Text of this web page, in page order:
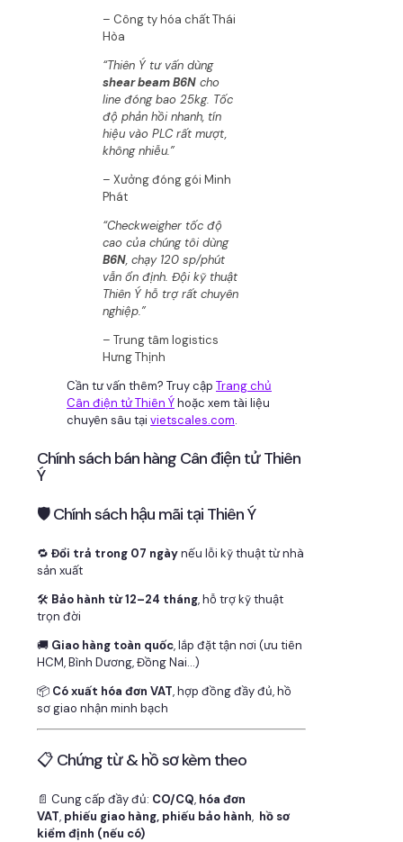
– Công ty hóa chất Thái
Hòa
“Thiên Ý tư vấn dùng
shear beam B6N cho
line đóng bao 25kg. Tốc
độ phản hồi nhanh, tín
hiệu vào PLC rất mượt,
không nhiễu.”
– Xưởng đóng gói Minh
Phát
“Checkweigher tốc độ
cao của chúng tôi dùng
B6N, chạy 120 sp/phút
vẫn ổn định. Đội kỹ thuật
Thiên Ý hỗ trợ rất chuyên
nghiệp.”
– Trung tâm logistics
Hưng Thịnh
Cần tư vấn thêm? Truy cập Trang chủ
Cân điện tử Thiên Ýhoặc xem tài liệu
chuyên sâu tại vietscales.com.
Chính sách bán hàng Cân điện tử Thiên
Ý
🛡 Chính sách hậu mãi tại Thiên Ý
🔁 Đổi trả trong 07 ngàynếu lỗi kỹ thuật từ nhà
sản xuất
🛠 Bảo hành từ 12–24 tháng, hỗ trợ kỹ thuật
trọn đời
🚚 Giao hàng toàn quốc, lắp đặt tận nơi (ưu tiên
HCM, Bình Dương, Đồng Nai…)
📦 Có xuất hóa đơn VAT, hợp đồng đầy đủ, hồ
sơ giao nhận minh bạch
📋 Chứng từ & hồ sơ kèm theo
📄 Cung cấp đầy đủ: CO/CQ, hóa đơn
VAT, phiếu giao hàng, phiếu bảo hành, hồ sơ
kiểm định (nếu có)